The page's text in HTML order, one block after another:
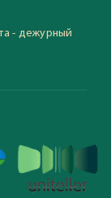
- дежурный